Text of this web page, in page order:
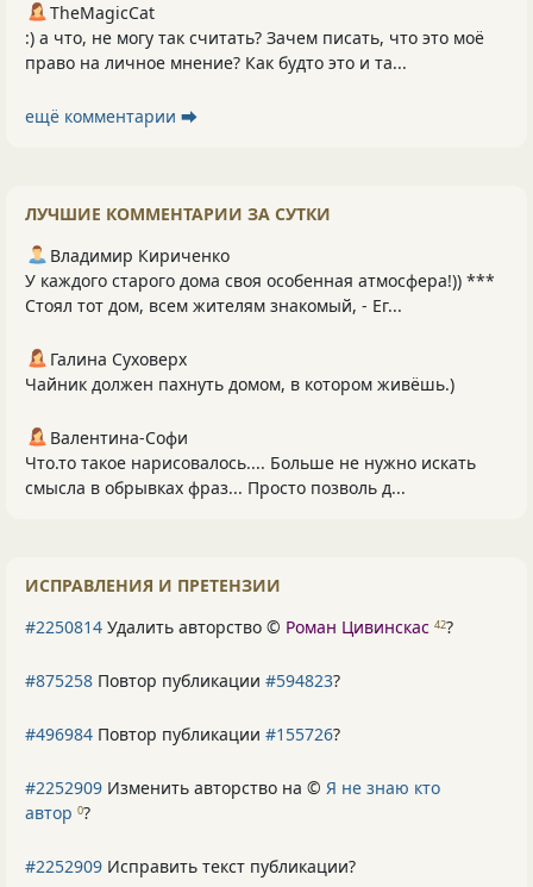
TheMagicCat
:) а что, не могу так считать? Зачем писать, что это моё
право на личное мнение? Как будто это и та...
ещё комментарии ⮕
ЛУЧШИЕ КОММЕНТАРИИ ЗА СУТКИ
Владимир Кириченко
У каждого старого дома своя особенная атмосфера!)) ***
Стоял тот дом, всем жителям знакомый, - Ег...
Галина Суховерх
Чайник должен пахнуть домом, в котором живёшь.)
Валентина-Софи
Что.то такое нарисовалось.... Больше не нужно искать
смысла в обрывках фраз... Просто позволь д...
ИСПРАВЛЕНИЯ И ПРЕТЕНЗИИ
#2250814 Удалить авторство © Роман Цивинскас 42?
#875258 Повтор публикации #594823?
#496984 Повтор публикации #155726?
#2252909 Изменить авторство на © Я не знаю кто
автор 0?
#2252909 Исправить текст публикации?